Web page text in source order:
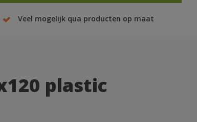
Veel mogelijk qua producten op maat
plastic